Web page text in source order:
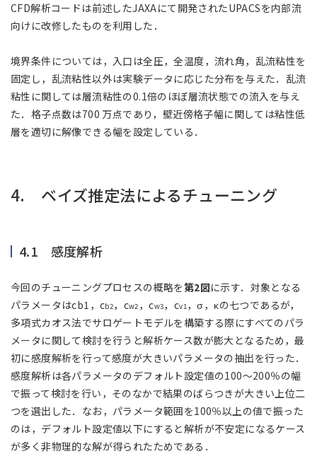
CFD解析コードは前述したJAXAにて開発されたUPACSを内部流
向けに改修したものを利用した．
境界条件については，入口は全圧，全温度，流れ角，乱流粘性を
固定し，乱流粘性以外は実験データに応じた分布を与えた．乱流
粘性に関しては層流粘性の0.1倍のほぼ層流状態での流入を与え
た．格子点数は700 万点であり，壁近傍格子幅に関しては粘性低
層を適切に解像できる幅を設定している．
4. ベイズ推定法によるチューニング
4.1 感度解析
今回のチューニングプロセスの概略を第2図に示す．対象となる
パラメータはcb1，cb2，cw2 ，cw3，cv1，σ，κの七つであるが，
多項式カオス法でサロゲートモデルを構築する際にすべてのパラ
メータに関して検討を行うと解析ケース数が膨大となるため，最
初に感度解析を行って感度が大きいパラメータの抽出を行った．
感度解析は各パラメータのデフォルト設定値の100～200％の幅
で振って検討を行い，そのなかで結果のばらつきが大きい上位二
つを選出した．なお，パラメータ範囲を100％以上の値で振った
のは，デフォルト設定値以下にすると解析が不安定になるケース
が多く非物理的な解が得られたためである．